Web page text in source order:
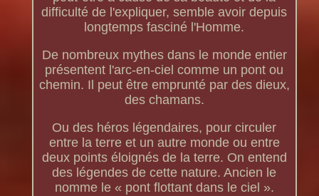
difficulté de l'expliquer, semble avoir depuis
longtemps fasciné l'Homme.
De nombreux mythes dans le monde entier
présentent l'arc-en-ciel comme un pont ou
chemin. Il peut être emprunté par des dieux,
des chamans.
Ou des héros légendaires, pour circuler
entre la terre et un autre monde ou entre
deux points éloignés de la terre. On entend
des légendes de cette nature. Ancien le
nomme le « pont flottant dans le ciel ».